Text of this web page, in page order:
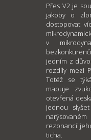
Přes V2 je
jakoby o
dostopovat
v
jedním z
rozdíly mezi
Totéž se
mapuje
otevřená
jednou
rezonancí
ticha.